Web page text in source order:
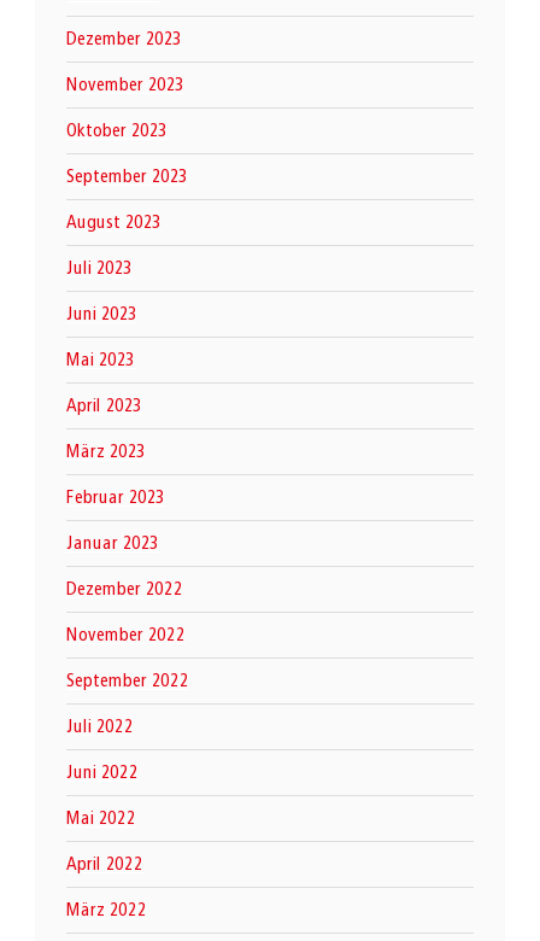
Dezember 2023
November 2023
Oktober 2023
September 2023
August 2023
Juli 2023
Juni 2023
Mai 2023
April 2023
März 2023
Februar 2023
Januar 2023
Dezember 2022
November 2022
September 2022
Juli 2022
Juni 2022
Mai 2022
April 2022
März 2022